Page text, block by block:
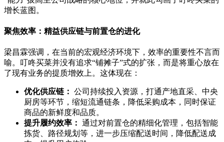
增长蓝图。
聚焦效率：精益供应链与前置仓的进化
梁昌霖强调，在当前的宏观经济环境下，效率的重要性不言而
喻。叮咚买菜并没有追求“铺摊子”式的扩张，而是将重心放在
了现有业务的提质增效上。这体现在：
优化供应链： 公司持续投入资源，打通产地直采、中央
厨房等环节，缩短流通链条，降低采购成本，同时保证
商品的新鲜度和品质。
提升履约效率： 通过对前置仓的精细化管理，包括智能
拣货、路径规划等，进一步压缩配送时间，降低配送成